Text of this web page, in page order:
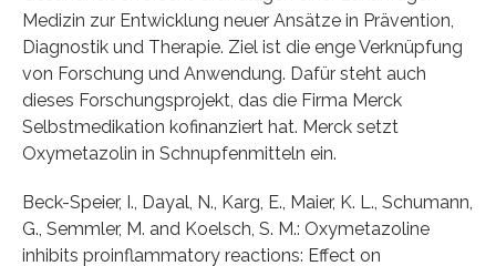
Medizin zur Entwicklung neuer Ansätze in Prävention,
Diagnostik und Therapie. Ziel ist die enge Verknüpfung
von Forschung und Anwendung. Dafür steht auch
dieses Forschungsprojekt, das die Firma Merck
Selbstmedikation kofinanziert hat. Merck setzt
Oxymetazolin in Schnupfenmitteln ein.
Beck-Speier, I., Dayal, N., Karg, E., Maier, K. L., Schumann,
G., Semmler, M. and Koelsch, S. M.: Oxymetazoline
inhibits proinflammatory reactions: Effect on